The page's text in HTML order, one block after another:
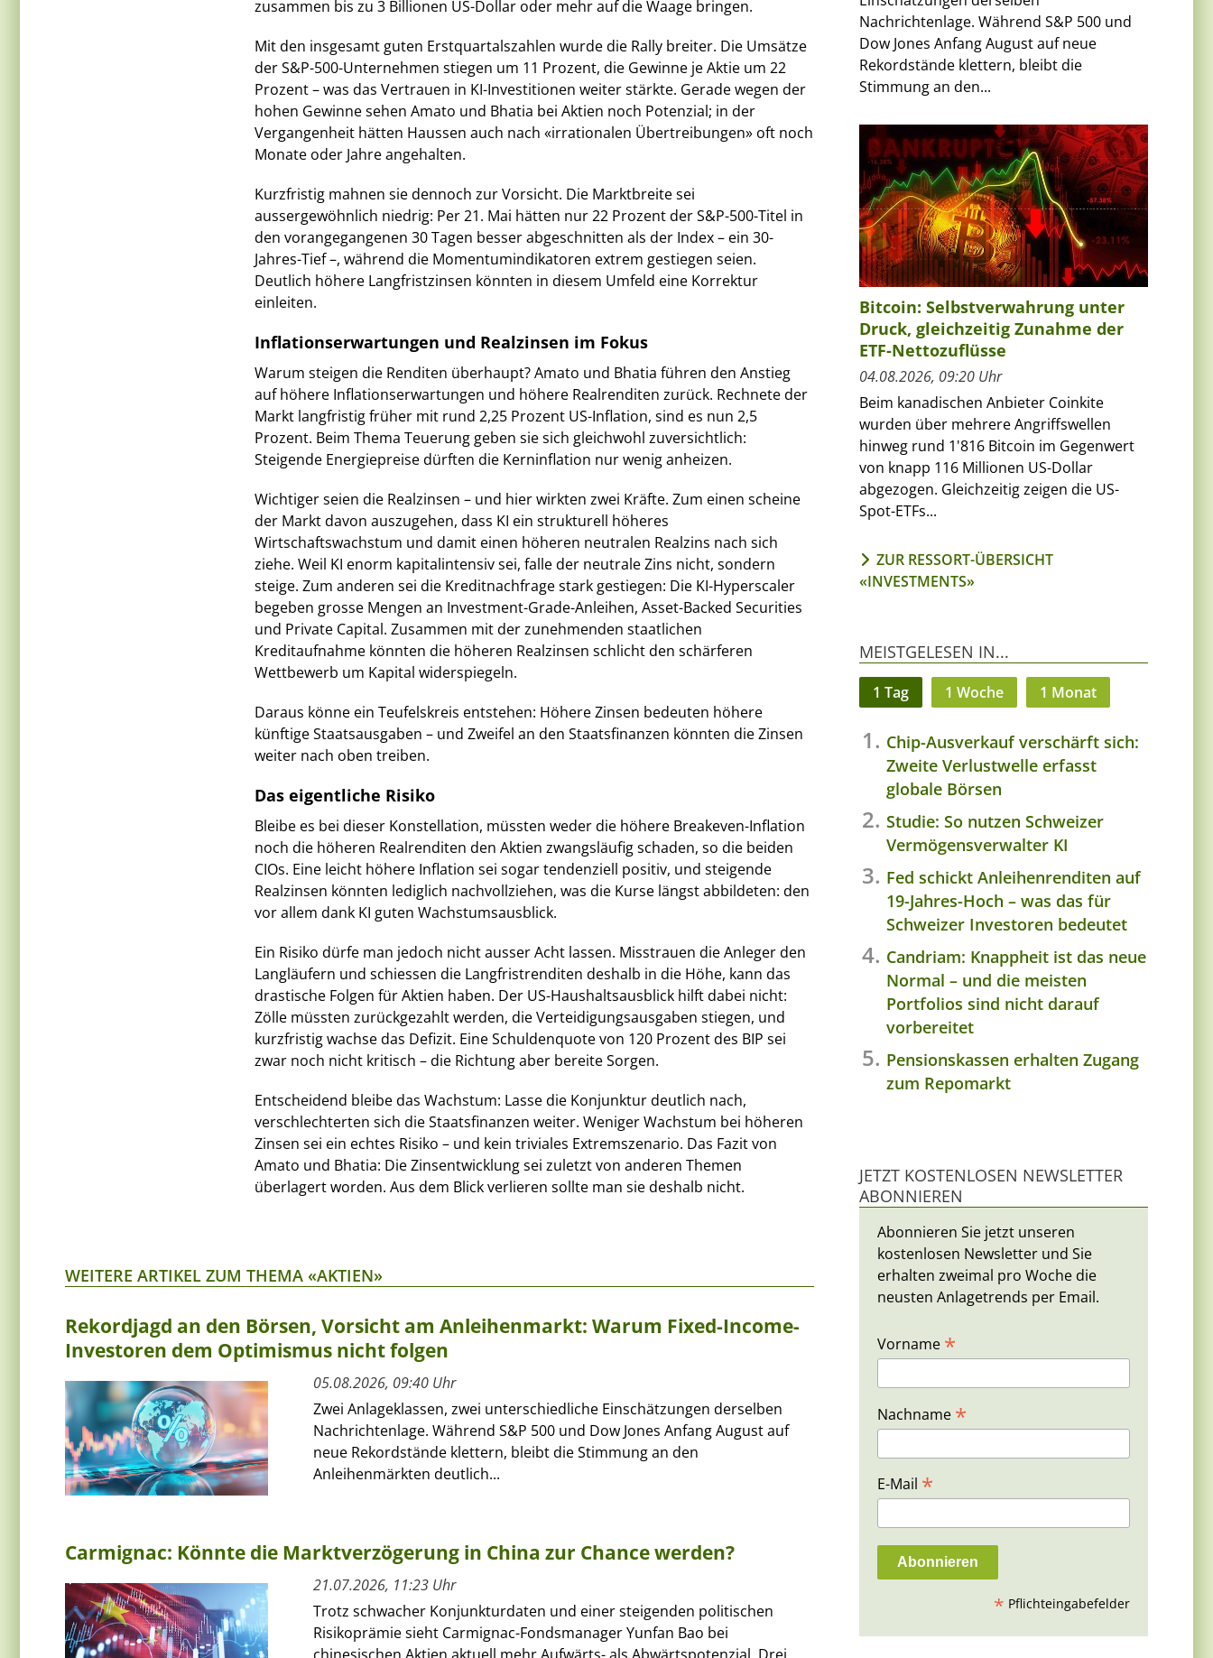
zusammen bis zu 3 Billionen US-Dollar oder mehr auf die Waage bringen.
Mit den insgesamt guten Erstquartalszahlen wurde die Rally breiter. Die Umsätze
der S&P-500-Unternehmen stiegen um 11 Prozent, die Gewinne je Aktie um 22
Prozent – was das Vertrauen in KI-Investitionen weiter stärkte. Gerade wegen der
hohen Gewinne sehen Amato und Bhatia bei Aktien noch Potenzial; in der
Vergangenheit hätten Haussen auch nach «irrationalen Übertreibungen» oft noch
Monate oder Jahre angehalten.
Kurzfristig mahnen sie dennoch zur Vorsicht. Die Marktbreite sei
aussergewöhnlich niedrig: Per 21. Mai hätten nur 22 Prozent der S&P-500-Titel in
den vorangegangenen 30 Tagen besser abgeschnitten als der Index – ein 30-
Jahres-Tief –, während die Momentumindikatoren extrem gestiegen seien.
Deutlich höhere Langfristzinsen könnten in diesem Umfeld eine Korrektur
einleiten.
Inflationserwartungen und Realzinsen im Fokus
Warum steigen die Renditen überhaupt? Amato und Bhatia führen den Anstieg
auf höhere Inflationserwartungen und höhere Realrenditen zurück. Rechnete der
Markt langfristig früher mit rund 2,25 Prozent US-Inflation, sind es nun 2,5
Prozent. Beim Thema Teuerung geben sie sich gleichwohl zuversichtlich:
Steigende Energiepreise dürften die Kerninflation nur wenig anheizen.
Wichtiger seien die Realzinsen – und hier wirkten zwei Kräfte. Zum einen scheine
der Markt davon auszugehen, dass KI ein strukturell höheres
Wirtschaftswachstum und damit einen höheren neutralen Realzins nach sich
ziehe. Weil KI enorm kapitalintensiv sei, falle der neutrale Zins nicht, sondern
steige. Zum anderen sei die Kreditnachfrage stark gestiegen: Die KI-Hyperscaler
begeben grosse Mengen an Investment-Grade-Anleihen, Asset-Backed Securities
und Private Capital. Zusammen mit der zunehmenden staatlichen
Kreditaufnahme könnten die höheren Realzinsen schlicht den schärferen
Wettbewerb um Kapital widerspiegeln.
Daraus könne ein Teufelskreis entstehen: Höhere Zinsen bedeuten höhere
künftige Staatsausgaben – und Zweifel an den Staatsfinanzen könnten die Zinsen
weiter nach oben treiben.
Das eigentliche Risiko
Bleibe es bei dieser Konstellation, müssten weder die höhere Breakeven-Inflation
noch die höheren Realrenditen den Aktien zwangsläufig schaden, so die beiden
CIOs. Eine leicht höhere Inflation sei sogar tendenziell positiv, und steigende
Realzinsen könnten lediglich nachvollziehen, was die Kurse längst abbildeten: den
vor allem dank KI guten Wachstumsausblick.
Ein Risiko dürfe man jedoch nicht ausser Acht lassen. Misstrauen die Anleger den
Langläufern und schiessen die Langfristrenditen deshalb in die Höhe, kann das
drastische Folgen für Aktien haben. Der US-Haushaltsausblick hilft dabei nicht:
Zölle müssten zurückgezahlt werden, die Verteidigungsausgaben stiegen, und
kurzfristig wachse das Defizit. Eine Schuldenquote von 120 Prozent des BIP sei
zwar noch nicht kritisch – die Richtung aber bereite Sorgen.
Entscheidend bleibe das Wachstum: Lasse die Konjunktur deutlich nach,
verschlechterten sich die Staatsfinanzen weiter. Weniger Wachstum bei höheren
Zinsen sei ein echtes Risiko – und kein triviales Extremszenario. Das Fazit von
Amato und Bhatia: Die Zinsentwicklung sei zuletzt von anderen Themen
überlagert worden. Aus dem Blick verlieren sollte man sie deshalb nicht.
WEITERE ARTIKEL ZUM THEMA «AKTIEN»
Rekordjagd an den Börsen, Vorsicht am Anleihenmarkt: Warum Fixed-Income-
Investoren dem Optimismus nicht folgen
05.08.2026, 09:40 Uhr
Zwei Anlageklassen, zwei unterschiedliche Einschätzungen derselben
Nachrichtenlage. Während S&P 500 und Dow Jones Anfang August auf
neue Rekordstände klettern, bleibt die Stimmung an den
Anleihenmärkten deutlich...
Carmignac: Könnte die Marktverzögerung in China zur Chance werden?
21.07.2026, 11:23 Uhr
Trotz schwacher Konjunkturdaten und einer steigenden politischen
Risikoprämie sieht Carmignac-Fondsmanager Yunfan Bao bei
Nachrichtenlage. Während S&P 500 und
Dow Jones Anfang August auf neue
Rekordstände klettern, bleibt die
Stimmung an den...
Bitcoin: Selbstverwahrung unter
Druck, gleichzeitig Zunahme der
ETF-Nettozuflüsse
04.08.2026, 09:20 Uhr
Beim kanadischen Anbieter Coinkite
wurden über mehrere Angriffswellen
hinweg rund 1'816 Bitcoin im Gegenwert
von knapp 116 Millionen US-Dollar
abgezogen. Gleichzeitig zeigen die US-
Spot-ETFs...
ZUR RESSORT-ÜBERSICHT
«INVESTMENTS»
MEISTGELESEN IN...
1 Tag 1 Woche 1 Monat
Chip-Ausverkauf verschärft sich:
Zweite Verlustwelle erfasst
globale Börsen
Studie: So nutzen Schweizer
Vermögensverwalter KI
Fed schickt Anleihenrenditen auf
19-Jahres-Hoch – was das für
Schweizer Investoren bedeutet
Candriam: Knappheit ist das neue
Normal – und die meisten
Portfolios sind nicht darauf
vorbereitet
Pensionskassen erhalten Zugang
zum Repomarkt
JETZT KOSTENLOSEN NEWSLETTER
ABONNIEREN
Abonnieren Sie jetzt unseren
kostenlosen Newsletter und Sie
erhalten zweimal pro Woche die
neusten Anlagetrends per Email.
Vorname *
Nachname *
E-Mail *
* Pflichteingabefelder